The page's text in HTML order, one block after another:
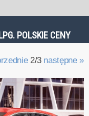
POLSKIE CENY
2/3 następne »